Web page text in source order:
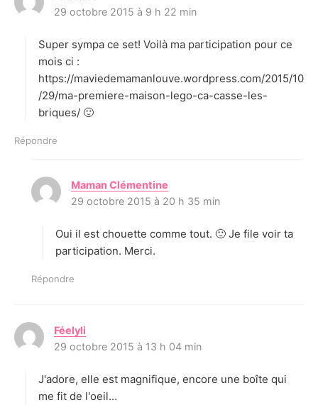
i
:
29 octobre 2015 à 9 h 22 min
Super sympa ce set! Voilà ma participation pour ce
mois ci :
https://maviedemamanlouve.wordpress.com/2015/10
/29/ma-premiere-maison-lego-ca-casse-les-
briques/ 🙂
Répondre
Maman Clémentine
i
:
29 octobre 2015 à 20 h 35 min
Oui il est chouette comme tout. 🙂 Je file voir ta
participation. Merci.
Répondre
Féelyli
i
:
29 octobre 2015 à 13 h 04 min
J'adore, elle est magnifique, encore une boîte qui
me fit de l'oeil…